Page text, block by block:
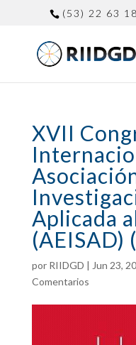
(53) 22 63
XVII
Aplicada
(AEISAD)
por RIIDGD | Jun 23,
Comentarios